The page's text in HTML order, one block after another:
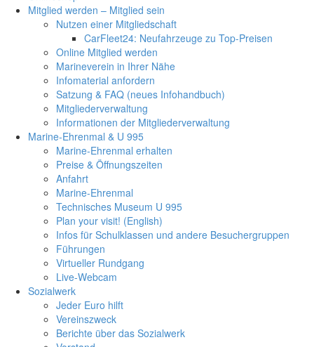
Mitglied werden – Mitglied sein
Nutzen einer Mitgliedschaft
CarFleet24: Neufahrzeuge zu Top-Preisen
Online Mitglied werden
Marineverein in Ihrer Nähe
Infomaterial anfordern
Satzung & FAQ (neues Infohandbuch)
Mitgliederverwaltung
Informationen der Mitgliederverwaltung
Marine-Ehrenmal & U 995
Marine-Ehrenmal erhalten
Preise & Öffnungszeiten
Anfahrt
Marine-Ehrenmal
Technisches Museum U 995
Plan your visit! (English)
Infos für Schulklassen und andere Besuchergruppen
Führungen
Virtueller Rundgang
Live-Webcam
Sozialwerk
Jeder Euro hilft
Vereinszweck
Berichte über das Sozialwerk